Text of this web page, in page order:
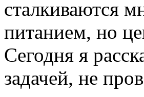
сталкиваются
питанием, но
Сегодня я
задачей, не